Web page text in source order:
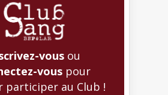
vous ou
vous pour
participer au Club !